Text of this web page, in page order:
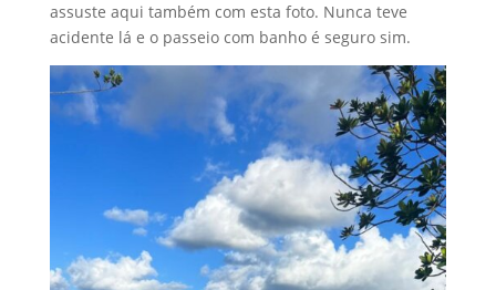
assuste aqui também com esta foto. Nunca teve
acidente lá e o passeio com banho é seguro sim.